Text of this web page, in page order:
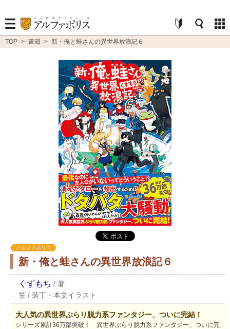
TOP > 書籍 > 新・俺と蛙さんの異世界放浪記６
アルファポリス
新・俺と蛙さんの異世界放浪記６
くずもち / 著
笠 / 装丁・本文イラスト
大人気の異世界ぶらり脱力系ファンタジー、ついに完結！
シリーズ累計36万部突破！ 異世界ぶらり脱力系ファンタジー、ついに完